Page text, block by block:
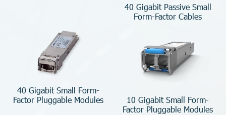
40 Gigabit Passive Small
Form-Factor Cables
40 Gigabit Small Form-
Factor Pluggable Modules
10 Gigabit Small Form-
Factor Pluggable Modules